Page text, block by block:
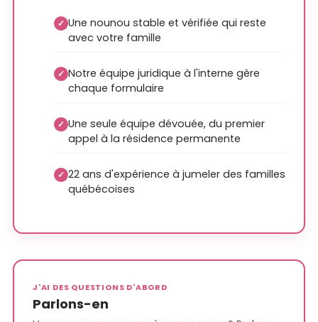
✓ Une nounou stable et vérifiée qui reste
avec votre famille
✓ Notre équipe juridique à l'interne gère
chaque formulaire
✓ Une seule équipe dévouée, du premier
appel à la résidence permanente
✓ 22 ans d'expérience à jumeler des familles
québécoises
J'AI DES QUESTIONS D'ABORD
Parlons-en